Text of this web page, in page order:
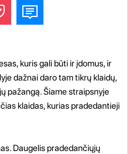
kuris gali būti ir įdomus, ir
dažnai daro tam tikrų klaidų,
pažangą. Šiame straipsnyje
klaidas, kurias pradedantieji
Daugelis pradedančiųjų